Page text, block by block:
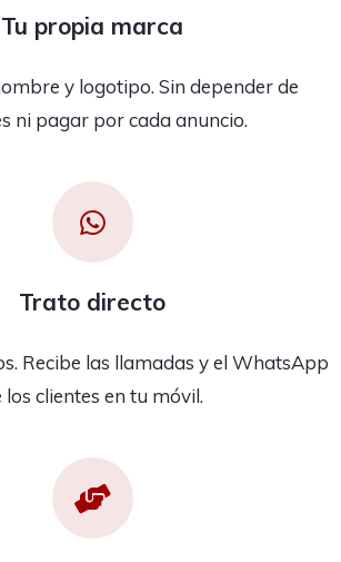
Tu propia marca
y logotipo. Sin depender de
ni pagar por cada anuncio.
Trato directo
Recibe las llamadas y el WhatsApp
los clientes en tu móvil.